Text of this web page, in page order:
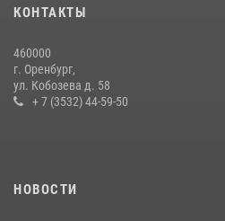
При силовой поддержке ОМОН «Кобра»
проведён рейд по строительным
23 июля 2026, 10:47
КОНТАКТЫ
460000
г. Оренбург,
ул. Кобозева д. 58
+ 7 (3532) 44-59-50
НОВОСТИ